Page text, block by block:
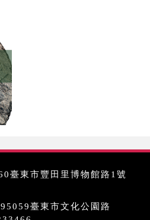
臺東市豐田里博物館路1號
臺東市文化公園路